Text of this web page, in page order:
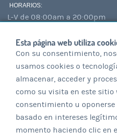
HORARIOS:
L-V de 08:00am a 20:00pm
AVISOS LEGALES
AVISO LEGAL
VIDEO VIGILANCIA
POLÍTICA DE PRIVACIDAD
POLÍTICA DE COOKIES
Esta página web utiliza
Con su consentimiento,
usamos cookies o
almacenar, acceder y
como su visita en este sitio
consentimiento u
basado en intereses
momento haciendo clic en